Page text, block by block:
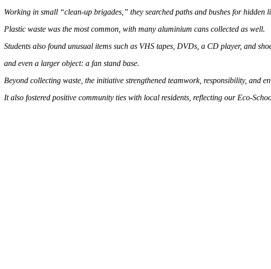
Working in small “clean-up brigades,” they searched paths and bushes for hidden
Plastic waste was the most common, with many aluminium cans collected as well.
Students also found unusual items such as VHS tapes, DVDs, a CD player, and
and even a larger object: a fan stand base.
Beyond collecting waste, the initiative strengthened teamwork, responsibility, and
It also fostered positive community ties with local residents, reflecting our Eco-